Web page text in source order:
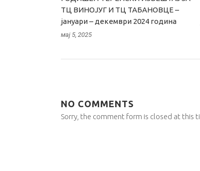
ТЦ ВИНОЈУГ И ТЦ ТАБАНОВЦЕ –
јануари – декември 2024 година
мај 5, 2025
NO COMMENTS
Sorry, the comment form is closed at this